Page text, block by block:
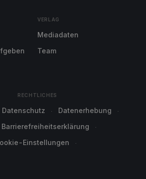
VERLAG
Mediadaten
Team
RECHTLICHES
Datenschutz
Datenerhebung
Barrierefreiheitserklärung
Einstellungen